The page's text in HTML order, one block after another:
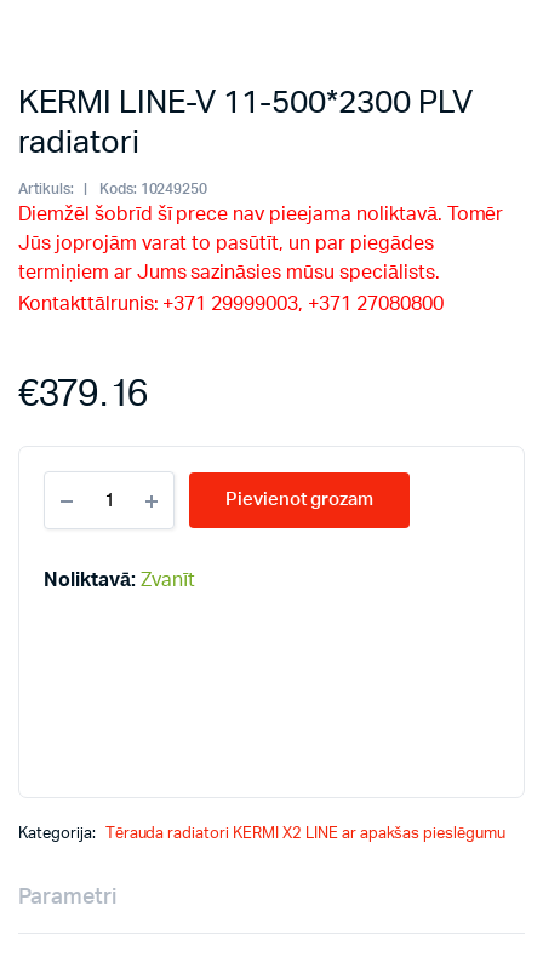
KERMI LINE-V 11-500*2300 PLV
radiatori
Artikuls: Kods: 10249250
Diemžēl šobrīd šī prece nav pieejama noliktavā. Tomēr
Jūs joprojām varat to pasūtīt, un par piegādes
termiņiem ar Jums sazināsies mūsu speciālists.
Kontakttālrunis: +371 29999003, +371 27080800
€379.16
LINE-
V
500*2300
Pievienot grozam
Noliktavā: Zvanīt
Kategorija: Tērauda radiatori KERMI X2 LINE ar apakšas pieslēgumu
Parametri